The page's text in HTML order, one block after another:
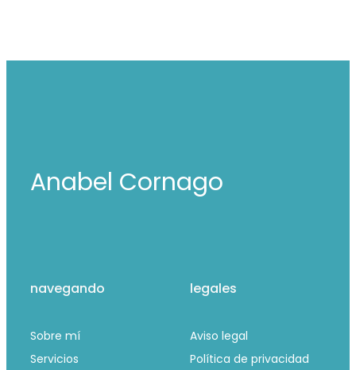
Anabel Cornago
navegando
Sobre mí
Servicios
legales
Aviso legal
Política de privacidad